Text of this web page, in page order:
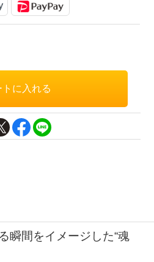
瞬間をイメージした“魂